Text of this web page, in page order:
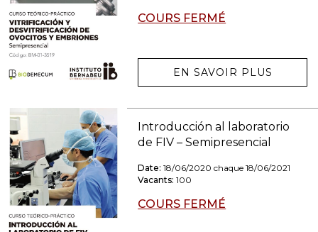
COURS FERMÉ
EN SAVOIR PLUS
Introducción al laboratorio
de FIV – Semipresencial
Date: 18/06/2020 chaque 18/06/2021
Vacants: 100
COURS FERMÉ